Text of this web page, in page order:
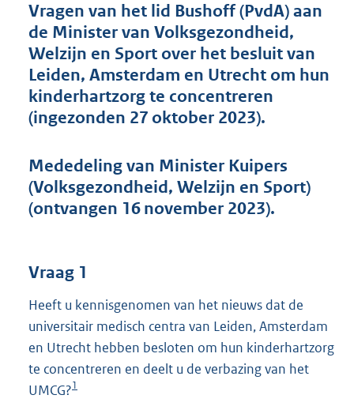
d
s
g
r
o
t
:
3
7
Vragen van het lid Bushoff (PvdA) aan
de Minister van Volksgezondheid,
Welzijn en Sport over het besluit van
Leiden, Amsterdam en Utrecht om hun
kinderhartzorg te concentreren
(ingezonden 27 oktober 2023).
Mededeling van Minister Kuipers
(Volksgezondheid, Welzijn en Sport)
(ontvangen 16 november 2023).
Vraag 1
Heeft u kennisgenomen van het nieuws dat de
universitair medisch centra van Leiden, Amsterdam
en Utrecht hebben besloten om hun kinderhartzorg
te concentreren en deelt u de verbazing van het
UMCG?1